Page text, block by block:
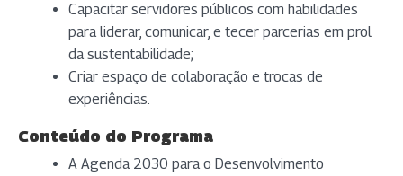
Capacitar servidores públicos com habilidades
para liderar, comunicar, e tecer parcerias em prol
da sustentabilidade;
Criar espaço de colaboração e trocas de
experiências.
Conteúdo do Programa
A Agenda 2030 para o Desenvolvimento